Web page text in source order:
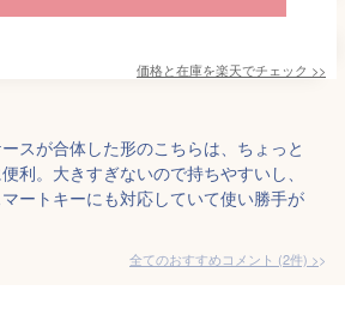
価格と在庫を楽天でチェック >>
スが合体した形のこちらは、ちょっと
利。大きすぎないので持ちやすいし、
ートキーにも対応していて使い勝手が
全てのおすすめコメント (2件) >